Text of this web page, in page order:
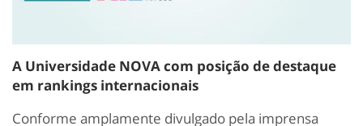
A Universidade NOVA com posição de destaque
em rankings internacionais
Conforme amplamente divulgado pela imprensa